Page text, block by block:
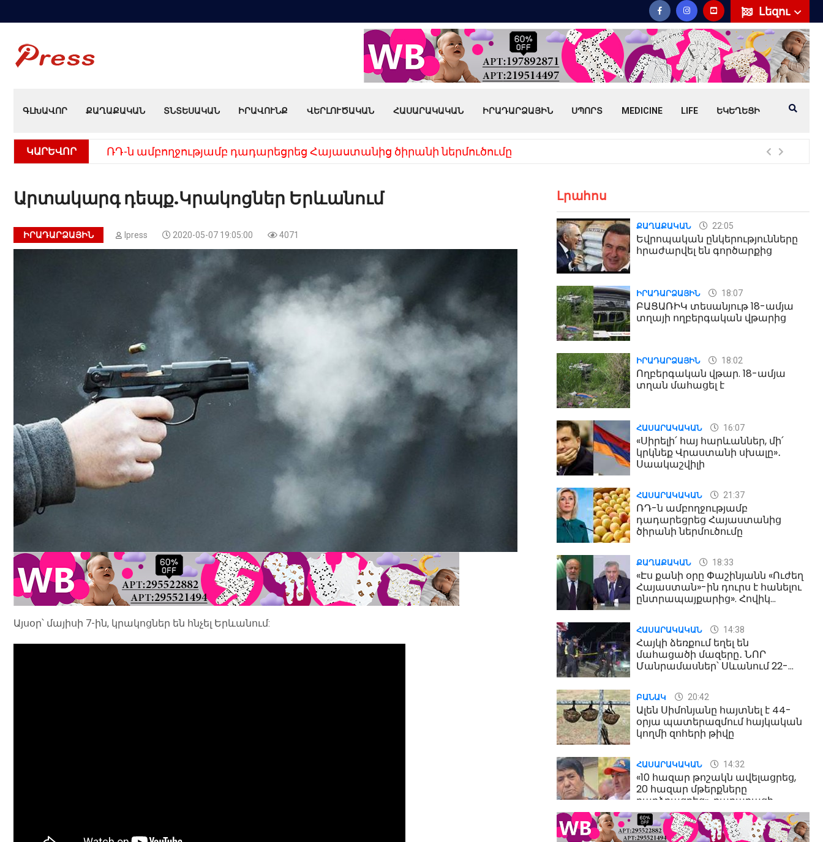
Լեզու
ԳԼԽԱՎՈՐ ՔԱՂԱՔԱԿԱՆ ՏՆՏԵՍԱԿԱՆ ԻՐԱՎՈՒՆՔ ՎԵՐԼՈՒԾԱԿԱՆ ՀԱՍԱՐԱԿԱԿԱՆ ԻՐԱԴԱՐՁԱՅԻՆ ՍՊՈՐՏ MEDICINE LIFE ԵԿԵՂԵՑԻ
ԿԱՐԵՎՈՐ ՌԴ-ն ամբողջությամբ դադարեցրեց Հայաստանից ծիրանի ներմուծումը
Արտակարգ դեպք.Կրակոցներ Երևանում
ԻՐԱԴԱՐՁԱՅԻՆ Ipress 2020-05-07 19:05:00 4071
Այսօր՝ մայիսի 7-ին, կրակոցներ են հնչել Երևանում:
Լրահոս
ՔԱՂԱՔԱԿԱՆ 22:05
Եվրոպական ընկերությունները
հրաժարվել են գործարքից
ԻՐԱԴԱՐՁԱՅԻՆ 18:07
ԲԱՑԱՌԻԿ տեսանյութ 18-ամյա
տղայի ողբերգական վթարից
ԻՐԱԴԱՐՁԱՅԻՆ 18:02
Ողբերգական վթար. 18-ամյա
տղան մահացել է
ՀԱՍԱՐԱԿԱԿԱՆ 16:07
«Սիրելի՛ հայ հարևաններ, մի՛
կրկնեք Վրաստանի սխալը»․
Սաակաշվիլի
ՀԱՍԱՐԱԿԱԿԱՆ 21:37
ՌԴ-ն ամբողջությամբ
դադարեցրեց Հայաստանից
ծիրանի ներմուծումը
ՔԱՂԱՔԱԿԱՆ 18:33
«Էս քանի օրը Փաշինյանն «Ուժեղ
Հայաստան»-ին դուրս է հանելու
ընտրապայքարից». Հովիկ
ՀԱՍԱՐԱԿԱԿԱՆ 14:38
Հայկի ձեռքում եղել են
մահացածի մազերը․ ՆՈՐ
Մանրամասներ՝ Սևանում 22-
ԲԱՆԱԿ 20:42
Ալեն Սիմոնյանը հայտնել է 44-
օրյա պատերազմում հայկական
կողմի զոհերի թիվը
ՀԱՍԱՐԱԿԱԿԱՆ 14:32
«10 հազար թոշակն ավելացրեց,
20 հազար մթերքները
բարձրացրեց». քաղաքացի
(տեսանյութ)
ՔԱՂԱՔԱԿԱՆ 10:52